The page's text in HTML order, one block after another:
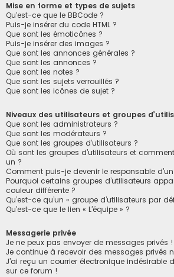
Mise en forme et types de sujets
Qu’est-ce que le BBCode ?
Puis-je insérer du code HTML ?
Que sont les émoticônes ?
Puis-je insérer des images ?
Que sont les annonces générales ?
Que sont les annonces ?
Que sont les notes ?
Que sont les sujets verrouillés ?
Que sont les icônes de sujet ?
Niveaux des utilisateurs et groupes
Que sont les administrateurs ?
Que sont les modérateurs ?
Que sont les groupes d’utilisateurs ?
Où sont les groupes d’utilisateurs et
un ?
Comment puis-je devenir le responsable
Pourquoi certains groupes d’utilisateurs
couleur différente ?
Qu’est-ce qu’un « groupe d’utilisateurs par
Qu’est-ce que le lien « L’équipe » ?
Messagerie privée
Je ne peux pas envoyer de messages privés !
Je continue à recevoir des messages privés
J’ai reçu un courrier électronique indésirable
sur ce forum !